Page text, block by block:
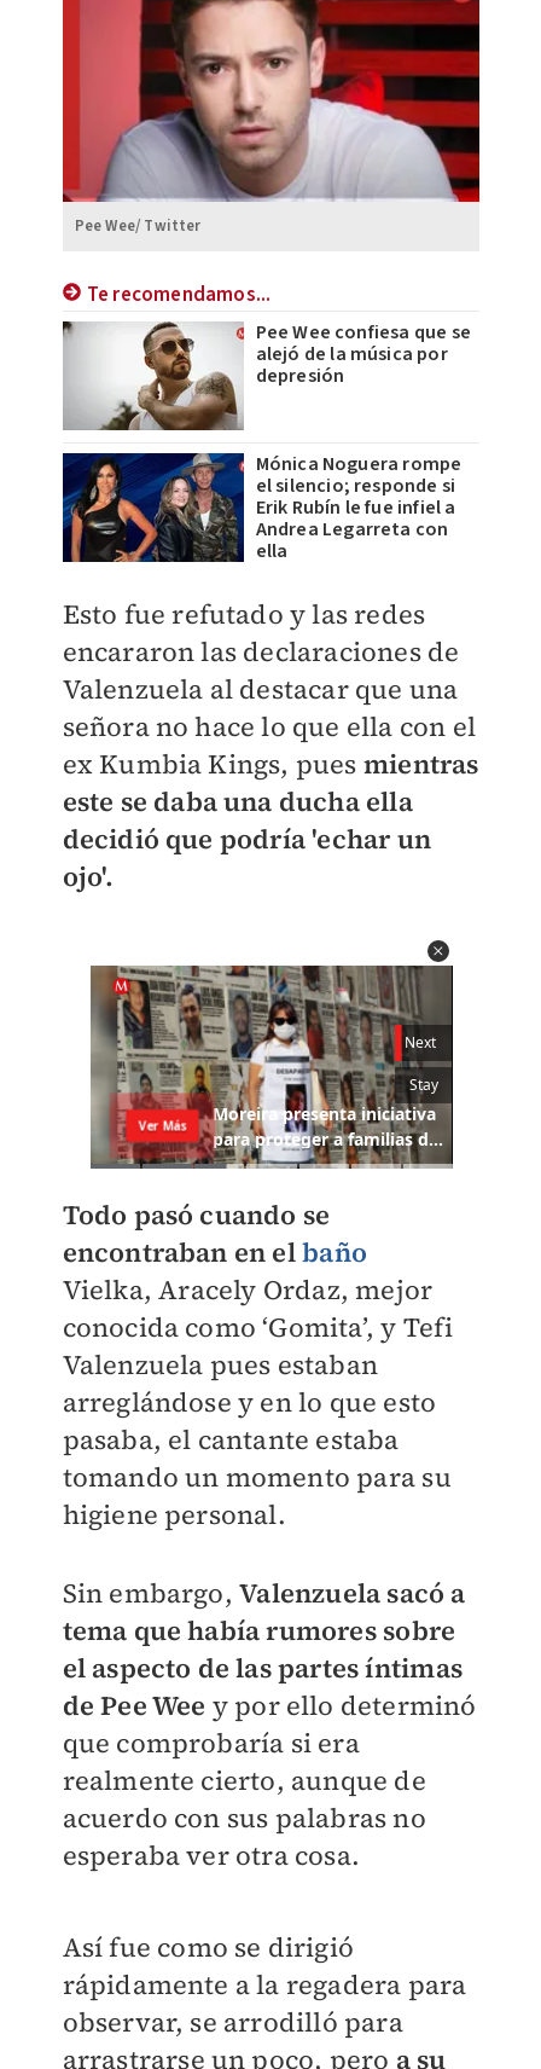
Pee Wee/ Twitter
Te recomendamos...
Pee Wee confiesa que se
alejó de la música por
depresión
Mónica Noguera rompe
el silencio; responde si
Erik Rubín le fue infiel a
Andrea Legarreta con
ella
Esto fue refutado y las redes
encararon las declaraciones de
Valenzuela al destacar que una
señora no hace lo que ella con el
ex Kumbia Kings, pues mientras
este se daba una ducha ella
decidió que podría 'echar un
ojo'.
Todo pasó cuando se
encontraban en elbaño
Vielka,Aracely Ordaz, mejor
conocida como ‘Gomita’, y Tefi
Valenzuela pues estaban
arreglándose y en lo que esto
pasaba, el cantante estaba
tomando un momento para su
higiene personal.
Sin embargo,Valenzuela sacó a
tema que había rumores sobre
el aspecto de las partes íntimas
de Pee Wee y por ello determinó
que comprobaría si era
realmente cierto, aunque de
acuerdo con sus palabras no
esperaba ver otra cosa.
Así fue como se dirigió
rápidamente a la regadera para
observar, se arrodilló para
arrastrarse un poco, pero a su